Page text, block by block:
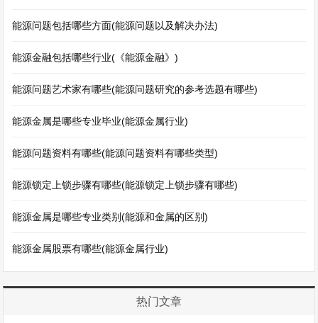
能源问题包括哪些方面(能源问题以及解决办法)
能源金融包括哪些行业(《能源金融》)
能源问题艺术家有哪些(能源问题研究的参考选题有哪些)
能源金属是哪些专业毕业(能源金属行业)
能源问题资料有哪些(能源问题资料有哪些类型)
能源锁定上锁步骤有哪些(能源锁定上锁步骤有哪些)
能源金属是哪些专业类别(能源和金属的区别)
能源金属股票有哪些(能源金属行业)
热门文章